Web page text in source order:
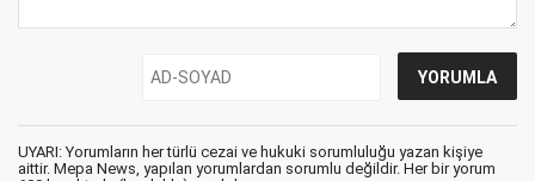
UYARI: Yorumların her türlü cezai ve hukuki sorumluluğu yazan kişiye
aittir. Mepa News, yapılan yorumlardan sorumlu değildir. Her bir yorum